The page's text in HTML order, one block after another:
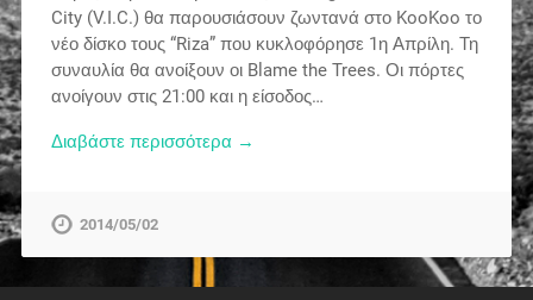
City (V.I.C.) θα παρουσιάσουν ζωντανά στο KooKoo το
νέο δίσκο τους “Riza” που κυκλοφόρησε 1η Απρίλη. Τη
συναυλία θα ανοίξουν οι Blame the Trees. Οι πόρτες
ανοίγουν στις 21:00 και η είσοδος…
Διαβάστε περισσότερα →
2014/05/02